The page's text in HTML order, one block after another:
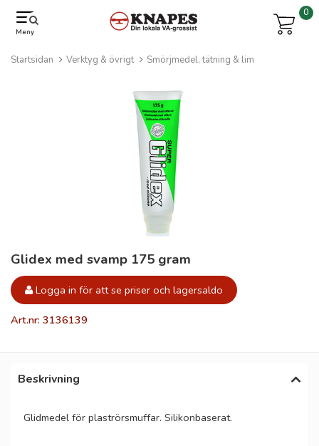
Meny
0
Startsidan Verktyg & övrigt Smörjmedel, tätning & lim
Glidex med svamp 175 gram
Logga in för att se priser och lagersaldo
Art.nr: 3136139
Beskrivning
Glidmedel för plaströrsmuffar. Silikonbaserat.